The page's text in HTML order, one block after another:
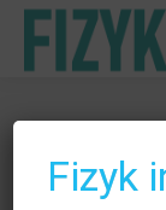
Fizyk